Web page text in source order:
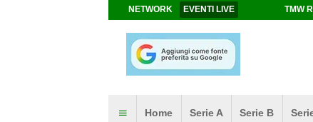
NETWORK EVENTI LIVE TMW
Home Serie A Serie B